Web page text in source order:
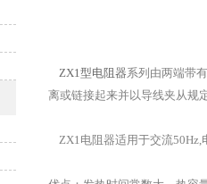
ZX1型电阻器系列由两端带
离或链接起来并以导线夹从规
ZX1电阻器适用于交流50Hz,